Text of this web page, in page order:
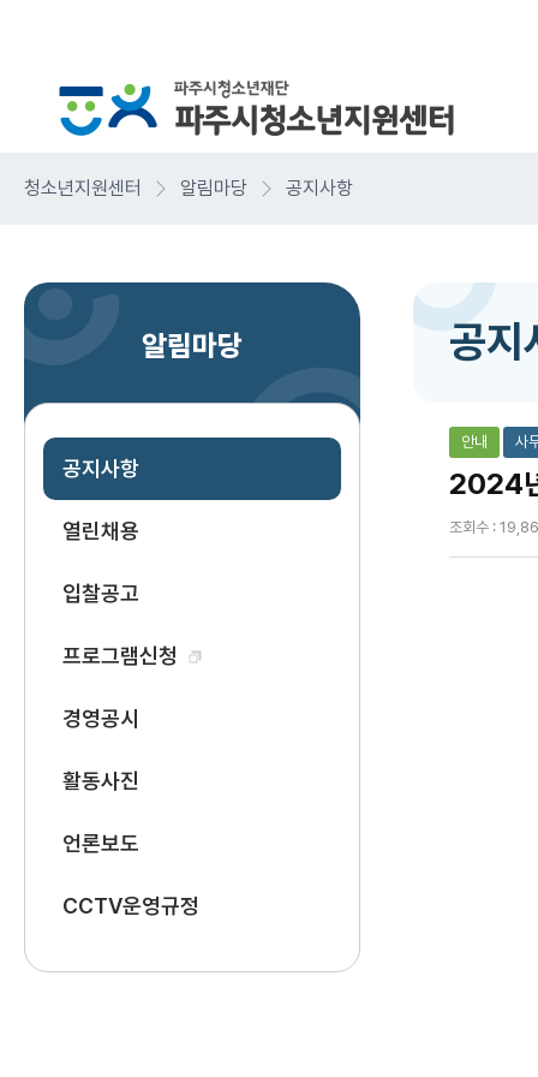
청소년지원센터 알림마당 공지사항
알림마당
공지사항
열린채용
입찰공고
프로그램신청
경영공시
활동사진
언론보도
CCTV운영규정
공지
안내 사
2024
조회수 :